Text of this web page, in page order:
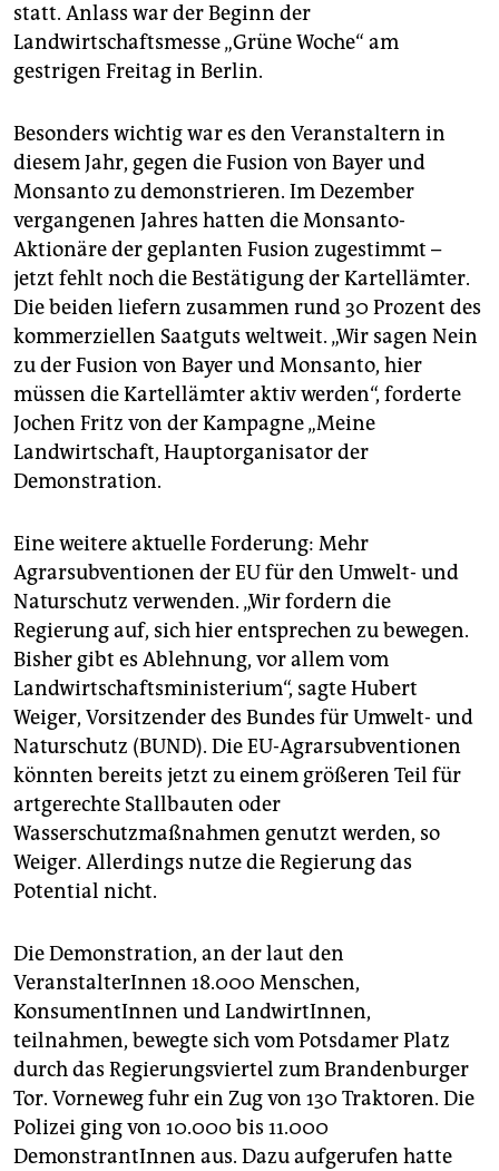
statt. Anlass war der Beginn der
Landwirtschaftsmesse „Grüne Woche“ am
gestrigen Freitag in Berlin.
Besonders wichtig war es den Veranstaltern in
diesem Jahr, gegen die Fusion von Bayer und
Monsanto zu demonstrieren. Im Dezember
vergangenen Jahres hatten die Monsanto-
Aktionäre der geplanten Fusion zugestimmt –
jetzt fehlt noch die Bestätigung der Kartellämter.
Die beiden liefern zusammen rund 30 Prozent des
kommerziellen Saatguts weltweit. „Wir sagen Nein
zu der Fusion von Bayer und Monsanto, hier
müssen die Kartellämter aktiv werden“, forderte
Jochen Fritz von der Kampagne „Meine
Landwirtschaft, Hauptorganisator der
Demonstration.
Eine weitere aktuelle Forderung: Mehr
Agrarsubventionen der EU für den Umwelt- und
Naturschutz verwenden. „Wir fordern die
Regierung auf, sich hier entsprechen zu bewegen.
Bisher gibt es Ablehnung, vor allem vom
Landwirtschaftsministerium“, sagte Hubert
Weiger, Vorsitzender des Bundes für Umwelt- und
Naturschutz (BUND). Die EU-Agrarsubventionen
könnten bereits jetzt zu einem größeren Teil für
artgerechte Stallbauten oder
Wasserschutzmaßnahmen genutzt werden, so
Weiger. Allerdings nutze die Regierung das
Potential nicht.
Die Demonstration, an der laut den
VeranstalterInnen 18.000 Menschen,
KonsumentInnen und LandwirtInnen,
teilnahmen, bewegte sich vom Potsdamer Platz
durch das Regierungsviertel zum Brandenburger
Tor. Vorneweg fuhr ein Zug von 130 Traktoren. Die
Polizei ging von 10.000 bis 11.000
DemonstrantInnen aus. Dazu aufgerufen hatte